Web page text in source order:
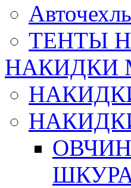
ТЕНТЫ
НАКИДКИ